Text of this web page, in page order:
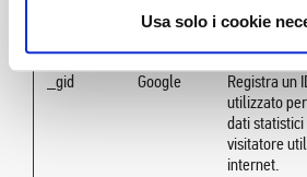
Usa solo i cookie
frequenza
richieste
_gid Google
Registra un
utilizzato
dati
visitatore
internet.